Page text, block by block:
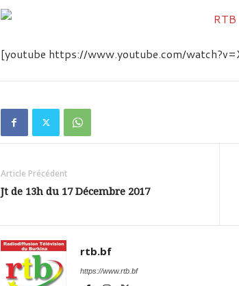
[youtube https://www.youtube.com/
Article Précédent
Jt de 13h du 17 Décembre 2017
rtb.bf
https://www.rtb.bf